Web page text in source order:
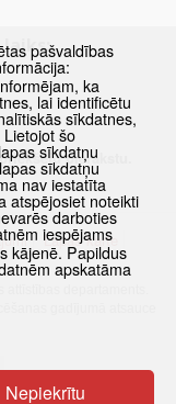
pierakstu.
Lapas karte
departaments.
pašvaldības
ka
lai identificētu
sīkdatnes,
šo
sīkdatņu
sīkdatņu
nav iestatīta
atspējosiet noteikti
darboties
iespējams
kājenē. Papildus
apskatāma
Nepiekrītu